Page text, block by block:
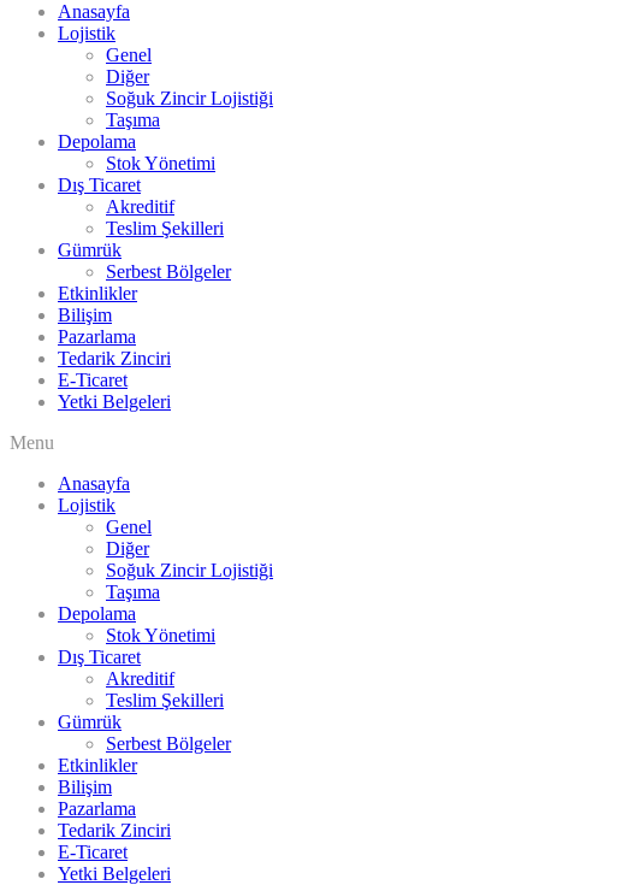
Anasayfa
Lojistik
Genel
Diğer
Soğuk Zincir Lojistiği
Taşıma
Depolama
Stok Yönetimi
Dış Ticaret
Akreditif
Teslim Şekilleri
Gümrük
Serbest Bölgeler
Etkinlikler
Bilişim
Pazarlama
Tedarik Zinciri
E-Ticaret
Yetki Belgeleri
Menu
Anasayfa
Lojistik
Genel
Diğer
Soğuk Zincir Lojistiği
Taşıma
Depolama
Stok Yönetimi
Dış Ticaret
Akreditif
Teslim Şekilleri
Gümrük
Serbest Bölgeler
Etkinlikler
Bilişim
Pazarlama
Tedarik Zinciri
E-Ticaret
Yetki Belgeleri